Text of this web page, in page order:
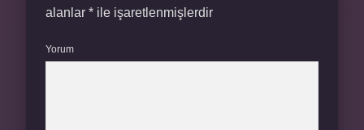
alanlar * ile işaretlenmişlerdir
Yorum